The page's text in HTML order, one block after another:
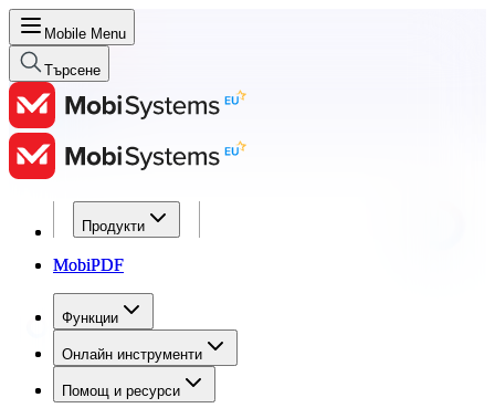
Mobile Menu
Търсене
Продукти
MobiPDF
Функции
Онлайн инструменти
Помощ и ресурси
Продукти
MobiPDF
Функции
Онлайн инструменти
Помощ и ресурси